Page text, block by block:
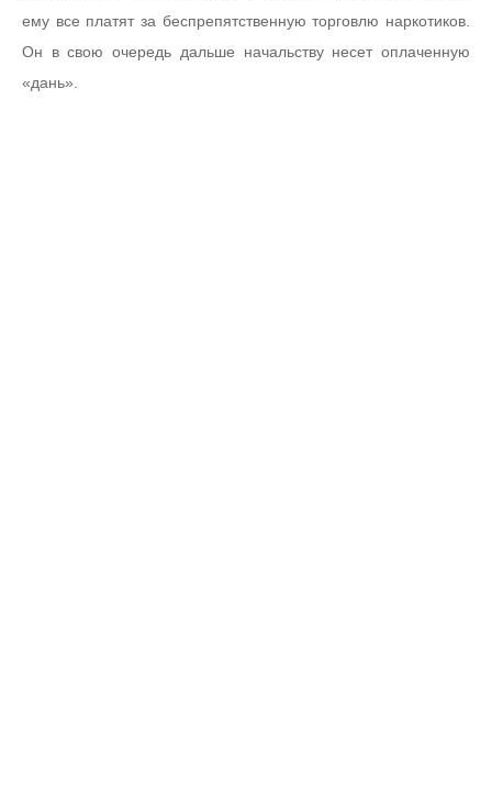
ему все платят за беспрепятственную торговлю наркотиков.
Он в свою очередь дальше начальству несет оплаченную
«дань».